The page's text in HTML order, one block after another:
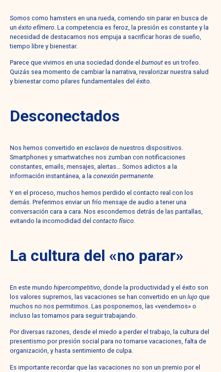
Somos como hamsters en una rueda, corriendo sin parar en busca de
un éxito efímero . La competencia es feroz, la presión es constante y la
necesidad de destacarnos nos empuja a sacrificar horas de sueño,
tiempo libre y bienestar.
Parece que vivimos en una sociedad donde el burnout es un trofeo.
Quizás sea momento de cambiar la narrativa, revalorizar nuestra salud
y bienestar como pilares fundamentales del éxito.
Desconectados
Nos hemos convertido en esclavos de nuestros dispositivos.
Smartphones y smartwatches nos zumban con notificaciones
constantes, emails, mensajes, alertas… Somos adictos a la
información instantánea, a la conexión permanente.
Y en el proceso, muchos hemos perdido el contacto real con los
demás. Preferimos enviar un frío mensaje de audio a tener una
conversación cara a cara. Nos escondemos detrás de las pantallas,
evitando la incomodidad del contacto físico
La cultura del «no parar»
En este mundo hipercompetitivo, donde la productividad y el éxito son
los valores supremos, las vacaciones se han convertido en un lujo que
muchos no nos permitimos. Las posponemos, las «vendemos» o
incluso las tomamos para seguir trabajando.
Por diversas razones, desde el miedo a perder el trabajo, la cultura del
presentismo por presión social para no tomarse vacaciones, falta de
organización, y hasta sentimiento de culpa.
Es importante recordar que las vacaciones no son un premio por el